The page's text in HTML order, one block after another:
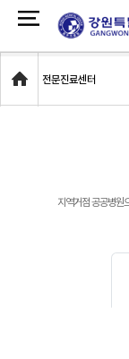
Home
전문진료센터
지역거점 공공병원